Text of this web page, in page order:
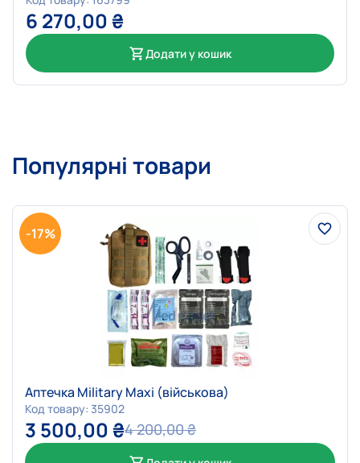
6 270,00 ₴
Додати у кошик
Популярні товари
-17%
Аптечка Military Maxi (військова)
Код товару: 35902
4 200,00₴
3 500,00 ₴